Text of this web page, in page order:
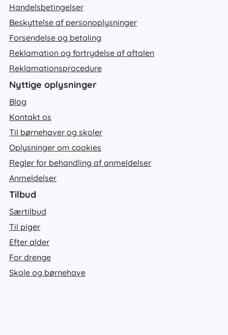
Handelsbetingelser
Beskyttelse af personoplysninger
Forsendelse og betaling
Reklamation og fortrydelse af aftalen
Reklamationsprocedure
Nyttige oplysninger
Blog
Kontakt os
Til børnehaver og skoler
Oplysninger om cookies
Regler for behandling af anmeldelser
Anmeldelser
Tilbud
Særtilbud
Til piger
Efter alder
For drenge
Skole og børnehave